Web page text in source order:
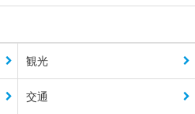
観光
交通